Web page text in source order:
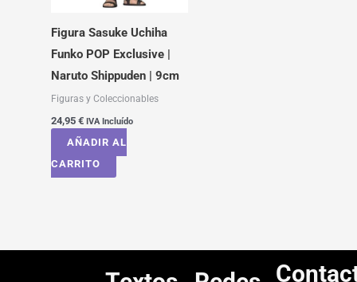
Figura Sasuke Uchiha
Funko POP Exclusive |
Naruto Shippuden | 9cm
Figuras y Coleccionables
24,95 € IVA Incluído
AÑADIR AL
CARRITO